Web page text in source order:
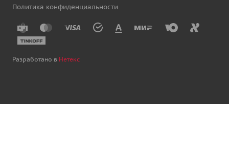
Политика конфиденциальности
Разработано в Нетекс